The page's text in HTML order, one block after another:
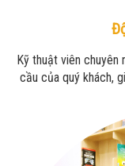
Kỹ thuật viên chuyên
cầu của quý khách,